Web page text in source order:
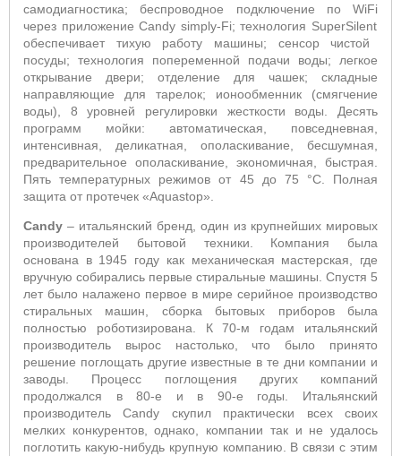
самодиагностика; беспроводное подключение по WiFi
через приложение Candy simply-Fi; технология SuperSilent
обеспечивает тихую работу машины; сенсор чистой
посуды; технология попеременной подачи воды; легкое
открывание двери; отделение для чашек; складные
направляющие для тарелок; ионообменник (смягчение
воды), 8 уровней регулировки жесткости воды. Десять
программ мойки: автоматическая, повседневная,
интенсивная, деликатная, ополаскивание, бесшумная,
предварительное ополаскивание, экономичная, быстрая.
Пять температурных режимов от 45 до 75 °C. Полная
защита от протечек «Aquastop».
Candy – итальянский бренд, один из крупнейших мировых
производителей бытовой техники. Компания была
основана в 1945 году как механическая мастерская, где
вручную собирались первые стиральные машины. Спустя 5
лет было налажено первое в мире серийное производство
стиральных машин, сборка бытовых приборов была
полностью роботизирована. К 70-м годам итальянский
производитель вырос настолько, что было принято
решение поглощать другие известные в те дни компании и
заводы. Процесс поглощения других компаний
продолжался в 80-е и в 90-е годы. Итальянский
производитель Candy скупил практически всех своих
мелких конкурентов, однако, компании так и не удалось
поглотить какую-нибудь крупную компанию. В связи с этим